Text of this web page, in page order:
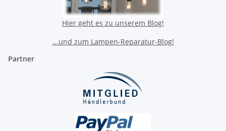
Hier geht es zu unserem Blog!
...und zum Lampen-Reparatur-Blog!
Partner